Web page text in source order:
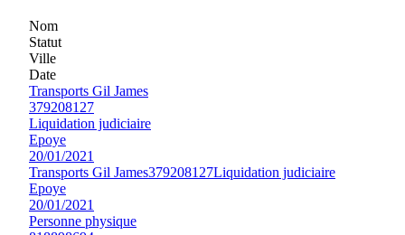
Nom
Statut
Ville
Date
Transports Gil James
379208127
Liquidation judiciaire
Epoye
20/01/2021
Transports Gil James379208127Liquidation judiciaire
Epoye
20/01/2021
Personne physique